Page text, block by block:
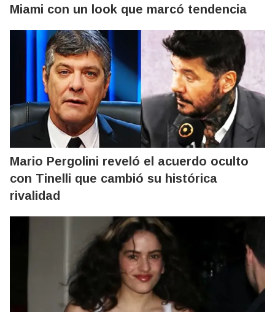
Miami con un look que marcó tendencia
Mario Pergolini reveló el acuerdo oculto
con Tinelli que cambió su histórica
rivalidad